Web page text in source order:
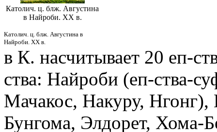
Католич. ц. блж. Августина
в Найроби. XX в.
Католич. ц. блж. Августина в
Найроби. XX в.
в К. насчитывает 20 еп-
ства: Найроби (еп-ства-
Мачакос, Накуру,
Бунгома, Элдорет, Хома-